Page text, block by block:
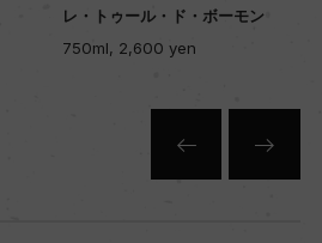
レ・トゥール・ド・ボーモン
750ml, 2,600 yen